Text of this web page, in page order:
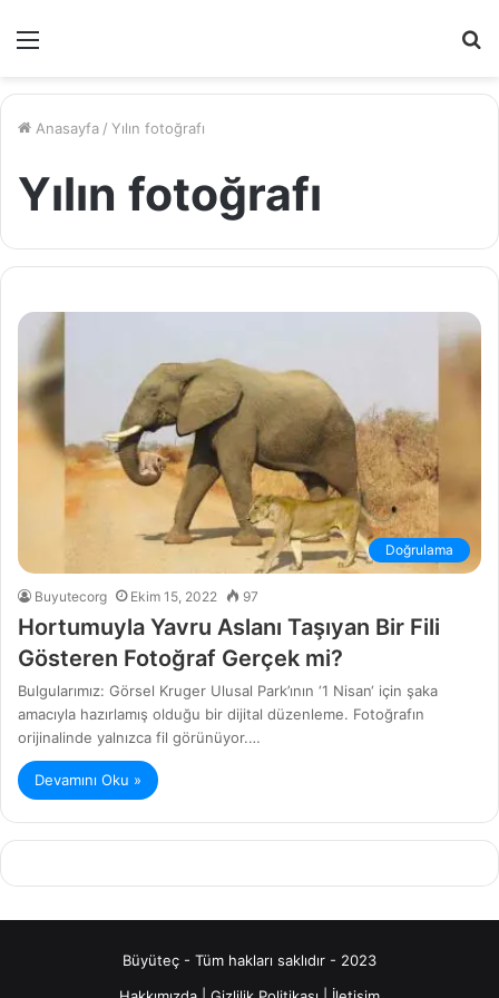
Menü
Anasayfa / Yılın fotoğrafı
Yılın fotoğrafı
Doğrulama
Buyutecorg Ekim 15, 2022 97
Hortumuyla Yavru Aslanı Taşıyan Bir Fili
Gösteren Fotoğraf Gerçek mi?
Bulgularımız: Görsel Kruger Ulusal Park’ının ‘1 Nisan‘ için şaka
amacıyla hazırlamış olduğu bir dijital düzenleme. Fotoğrafın
orijinalinde yalnızca fil görünüyor.…
Devamını Oku »
Büyüteç - Tüm hakları saklıdır - 2023